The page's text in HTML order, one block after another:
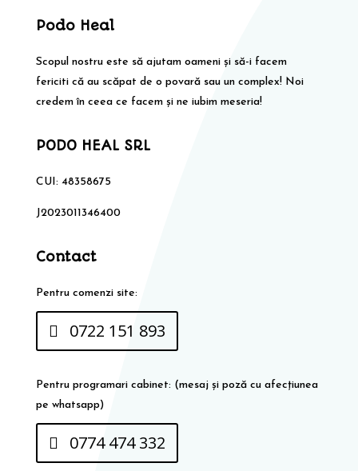
Podo Heal
Scopul nostru este să ajutam oameni și să-i facem
fericiti că au scăpat de o povară sau un complex! Noi
credem în ceea ce facem și ne iubim meseria!
PODO HEAL SRL
CUI: 48358675
J2023011346400
Contact
Pentru comenzi site:
0722 151 893
Pentru programari cabinet: (mesaj și poză cu afecțiunea
pe whatsapp)
0774 474 332